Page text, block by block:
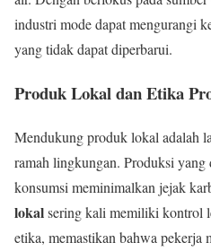
industri mode dapat mengurangi
yang tidak dapat diperbarui.
Produk Lokal dan Etika
Mendukung produk lokal adalah
ramah lingkungan. Produksi
konsumsi meminimalkan jejak
lokalsering kali memiliki kontrol
etika, memastikan bahwa pekerja